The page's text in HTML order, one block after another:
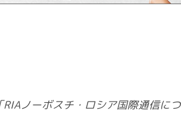
RIAノーボスチ・ロシア国際通信に